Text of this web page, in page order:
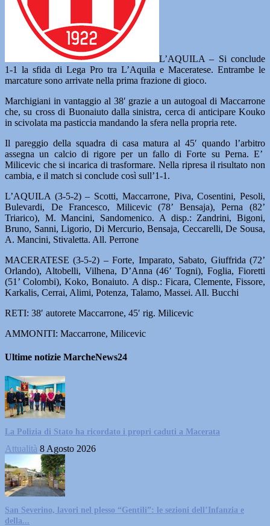
L’AQUILA – Si conclude
1-1 la sfida di Lega Pro tra L’Aquila e Maceratese. Entrambe le
marcature sono arrivate nella prima frazione di gioco.
Marchigiani in vantaggio al 38′ grazie a un autogoal di Maccarrone
che, su cross di Buonaiuto dalla sinistra, cerca di anticipare Kouko
in scivolata ma pasticcia mandando la sfera nella propria rete.
Il pareggio della squadra di casa matura al 45′ quando l’arbitro
assegna un calcio di rigore per un fallo di Forte su Perna. E’
Milicevic che si incarica di trasformare. Nella ripresa il risultato non
cambia, e il match si conclude così sull’1-1.
L’AQUILA (3-5-2) – Scotti, Maccarrone, Piva, Cosentini, Pesoli,
Bulevardi, De Francesco, Milicevic (78’ Bensaja), Perna (82’
Triarico), M. Mancini, Sandomenico. A disp.: Zandrini, Bigoni,
Bruno, Sanni, Ligorio, Di Mercurio, Bensaja, Ceccarelli, De Sousa,
A. Mancini, Stivaletta. All. Perrone
MACERATESE (3-5-2) – Forte, Imparato, Sabato, Giuffrida (72’
Orlando), Altobelli, Vilhena, D’Anna (46’ Togni), Foglia, Fioretti
(51’ Colombi), Koko, Bonaiuto. A disp.: Ficara, Clemente, Fissore,
Karkalis, Cerrai, Alimi, Potenza, Talamo, Massei. All. Bucchi
RETI: 38′ autorete Maccarrone, 45′ rig. Milicevic
AMMONITI: Maccarrone, Milicevic
Ultime notizie MarcheNews24
La Polizia di Stato ha ricordato i propri caduti a Macerata
Attualità 8 Agosto 2026
San Severino, lavori nel plesso “Gentili”: le sezioni dell’Infanzia e
della...